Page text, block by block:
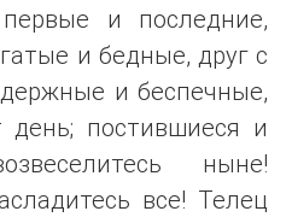
и последние,
и бедные, друг с
и беспечные,
день; постившиеся и
ныне!
все! Телец